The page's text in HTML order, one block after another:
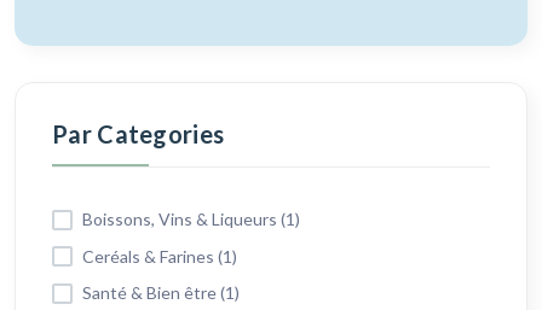
Par Categories
Boissons, Vins & Liqueurs (1)
Ceréals & Farines (1)
Santé & Bien être (1)